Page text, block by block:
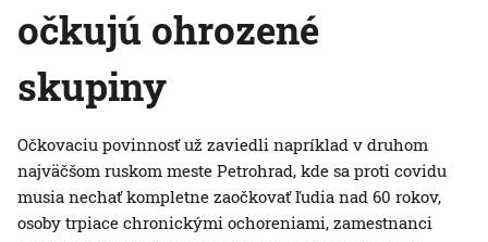
očkujú ohrozené
skupiny
Očkovaciu povinnosť už zaviedli napríklad v druhom
najväčšom ruskom meste Petrohrad, kde sa proti covidu
musia nechať kompletne zaočkovať ľudia nad 60 rokov,
osoby trpiace chronickými ochoreniami, zamestnanci